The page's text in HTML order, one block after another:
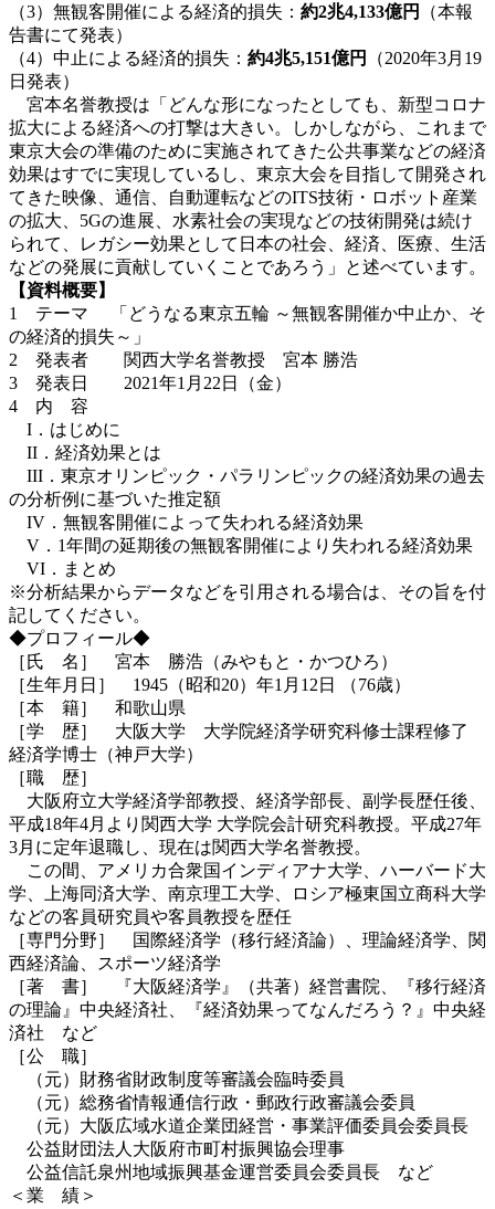
（3）無観客開催による経済的損失： 約2兆4,133億円
（本報
告書にて発表）
（4）中止による経済的損失： 約4兆5,151億円
（2020年3月19
日発表）
宮本名誉教授は「どんな形になったとしても、新型コロナ
拡大による経済への打撃は大きい。しかしながら、これまで
東京大会の準備のために実施されてきた公共事業などの経済
効果はすでに実現しているし、東京大会を目指して開発され
てきた映像、通信、自動運転などのITS技術・ロボット産業
の拡大、5Gの進展、水素社会の実現などの技術開発は続け
られて、レガシー効果として日本の社会、経済、医療、生活
などの発展に貢献していくことであろう」と述べています。
【資料概要】
1 テーマ 「どうなる東京五輪 ～無観客開催か中止か、そ
の経済的損失～」
2 発表者 関西大学名誉教授 宮本 勝浩
3 発表日 2021年1月22日（金）
4 内 容
I．はじめに
II．経済効果とは
III．東京オリンピック・パラリンピックの経済効果の過去
の分析例に基づいた推定額
IV．無観客開催によって失われる経済効果
V．1年間の延期後の無観客開催により失われる経済効果
VI．まとめ
※分析結果からデータなどを引用される場合は、その旨を付
記してください。
◆プロフィール◆
［氏 名］ 宮本 勝浩（みやもと・かつひろ）
［生年月日］ 1945（昭和20）年1月12日 （76歳）
［本 籍］ 和歌山県
［学 歴］ 大阪大学 大学院経済学研究科修士課程修了
経済学博士（神戸大学）
［職 歴］
大阪府立大学経済学部教授、経済学部長、副学長歴任後、
平成18年4月より関西大学 大学院会計研究科教授。平成27年
3月に定年退職し、現在は関西大学名誉教授。
この間、アメリカ合衆国インディアナ大学、ハーバード大
学、上海同済大学、南京理工大学、ロシア極東国立商科大学
などの客員研究員や客員教授を歴任
［専門分野］ 国際経済学（移行経済論）、理論経済学、関
西経済論、スポーツ経済学
［著 書］ 『大阪経済学』（共著）経営書院、『移行経済
の理論』中央経済社、『経済効果ってなんだろう？』中央経
済社 など
［公 職］
（元）財務省財政制度等審議会臨時委員
（元）総務省情報通信行政・郵政行政審議会委員
（元）大阪広域水道企業団経営・事業評価委員会委員長
公益財団法人大阪府市町村振興協会理事
公益信託泉州地域振興基金運営委員会委員長 など
＜業 績＞